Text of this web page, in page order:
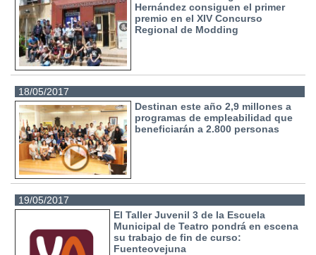
Hernández consiguen el primer
premio en el XIV Concurso
Regional de Modding
18/05/2017
Destinan este año 2,9 millones a
programas de empleabilidad que
beneficiarán a 2.800 personas
19/05/2017
El Taller Juvenil 3 de la Escuela
Municipal de Teatro pondrá en escena
su trabajo de fin de curso:
Fuenteovejuna